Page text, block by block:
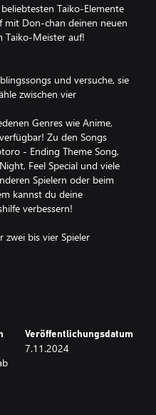
Taiko-Elemente
mit Don-chan deinen neuen
Taiko-Meister auf!
und versuche, sie
zwischen vier
Genres wie Anime,
Zu den Songs
- Ending Theme Song,
Feel Special und viele
Spielern oder beim
kannst du deine
verbessern!
bis vier Spieler
Sieg zu schnappen!
zu vier anderen Spielern
und kämpfe um Platz 1!
Veröffentlichungsdatum
7.11.2024